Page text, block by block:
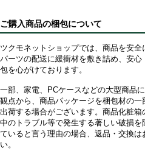
ご購入商品の梱包について
ツクモネットショップでは、商品を安
パーツの配送に緩衝材を敷き詰め、安
包を心がけております。
一部、家電、PCケースなどの大型商品
観点から、商品パッケージを梱包材の
出荷する場合がございます。商品化粧
中のトラブル等で発生する著しい破損
ていると言う理由の場合、返品・交換
い。